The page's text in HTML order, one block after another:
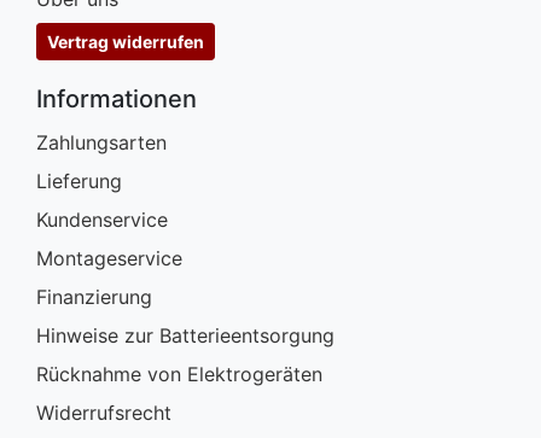
Vertrag widerrufen
Informationen
Zahlungsarten
Lieferung
Kundenservice
Montageservice
Finanzierung
Hinweise zur Batterieentsorgung
Rücknahme von Elektrogeräten
Widerrufsrecht